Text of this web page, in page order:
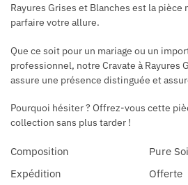
Rayures Grises et Blanches est la
parfaire votre allure.
Que ce soit pour un mariage ou un
professionnel, notre Cravate à Rayures
assure une présence distinguée et
Pourquoi hésiter ? Offrez-vous cette
collection sans plus tarder !
Composition
Pure
Expédition
Offerte